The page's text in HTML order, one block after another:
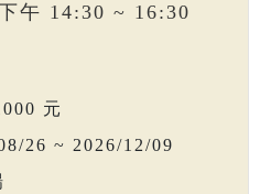
午 14:30 ~ 16:30
元
26 ~ 2026/12/09